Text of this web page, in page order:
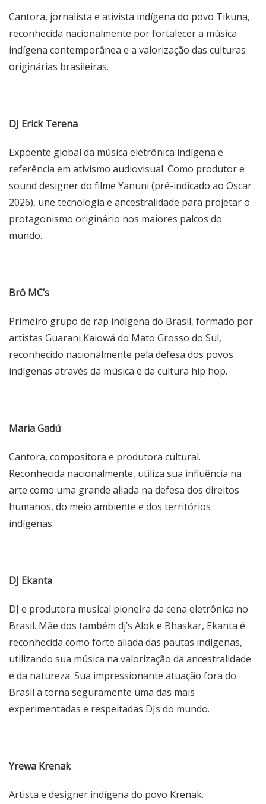
Cantora, jornalista e ativista indígena do povo Tikuna,
reconhecida nacionalmente por fortalecer a música
indígena contemporânea e a valorização das culturas
originárias brasileiras.
DJ Erick Terena
Expoente global da música eletrônica indígena e
referência em ativismo audiovisual. Como produtor e
sound designer do filme Yanuni (pré-indicado ao Oscar
2026), une tecnologia e ancestralidade para projetar o
protagonismo originário nos maiores palcos do
mundo.
Brô MC’s
Primeiro grupo de rap indígena do Brasil, formado por
artistas Guarani Kaiowá do Mato Grosso do Sul,
reconhecido nacionalmente pela defesa dos povos
indígenas através da música e da cultura hip hop.
Maria Gadú
Cantora, compositora e produtora cultural.
Reconhecida nacionalmente, utiliza sua influência na
arte como uma grande aliada na defesa dos direitos
humanos, do meio ambiente e dos territórios
indígenas.
DJ Ekanta
DJ e produtora musical pioneira da cena eletrônica no
Brasil. Mãe dos também dj’s Alok e Bhaskar, Ekanta é
reconhecida como forte aliada das pautas indígenas,
utilizando sua música na valorização da ancestralidade
e da natureza. Sua impressionante atuação fora do
Brasil a torna seguramente uma das mais
experimentadas e respeitadas DJs do mundo.
Yrewa Krenak
Artista e designer indígena do povo Krenak.